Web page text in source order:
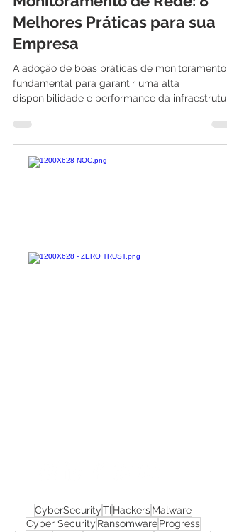
Monitoramento de Rede: 8
Melhores Práticas para sua
Empresa
A adoção de boas práticas de monitoramento
disponibilidade e performance da